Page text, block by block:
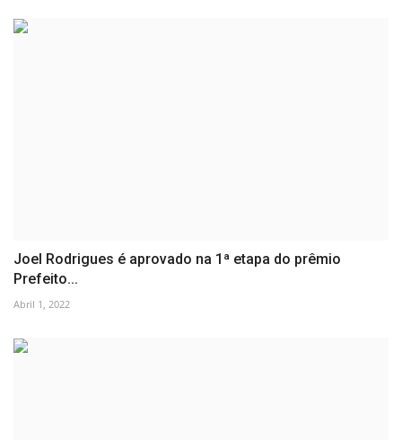
Joel Rodrigues é aprovado na 1ª etapa do prêmio
Prefeito...
Abril 1, 2022